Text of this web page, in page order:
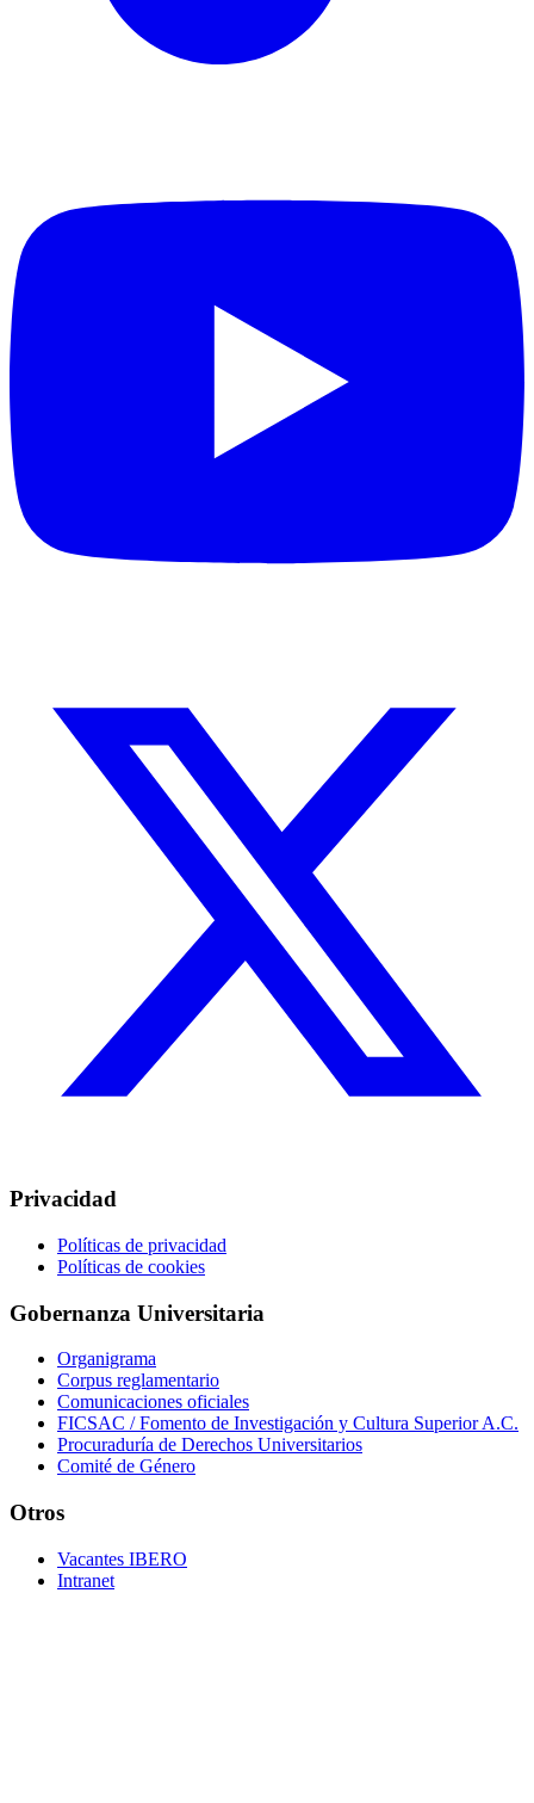
Privacidad
Políticas de privacidad
Políticas de cookies
Gobernanza Universitaria
Organigrama
Corpus reglamentario
Comunicaciones oficiales
FICSAC / Fomento de Investigación y Cultura Superior A.C.
Procuraduría de Derechos Universitarios
Comité de Género
Otros
Vacantes IBERO
Intranet